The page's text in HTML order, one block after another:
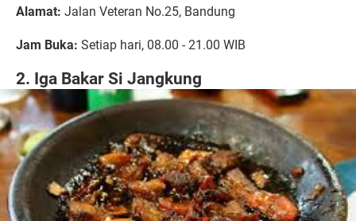
Alamat: Jalan Veteran No.25, Bandung
Jam Buka: Setiap hari, 08.00 - 21.00 WIB
2. Iga Bakar Si Jangkung